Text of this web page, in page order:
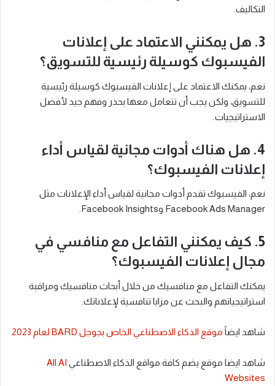
التكاليف.
3. هل يمكنني الاعتماد على إعلانات
الفيسبوك كوسيلة رئيسية للتسويق؟
نعم، يمكنك الاعتماد على إعلانات الفيسبوك كوسيلة رئيسية
للتسويق، ولكن يجب أن تتعامل معها بحذر وفهم جيد لأفضل
الاستراتيجيات.
4. هل هناك أدوات مجانية لقياس أداء
إعلانات الفيسبوك؟
نعم، الفيسبوك تقدم أدوات مجانية لقياس أداء الإعلانات مثل
Facebook Ads Manager وFacebook Insights.
5. كيف يمكنني التفاعل مع منافسي في
مجال إعلانات الفيسبوك؟
يمكنك التفاعل مع منافسيك من خلال أبحاث منافسيك ومراقبة
استراتيجياتهم والبحث عن مزايا تنافسية لإعلاناتك.
شاهد ايضاً موقع الذكاء الاصطناعي الخاص بجوجل BARD لعام 2023
شاهد ايضا موقع يضم كافة مواقع الذكاء الاصطناعي All AI
Websites